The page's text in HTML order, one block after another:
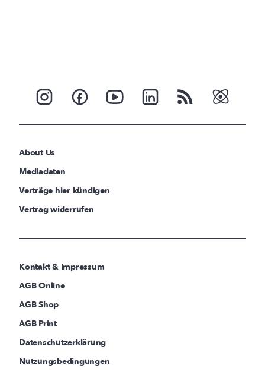
About Us
Mediadaten
Verträge hier kündigen
Vertrag widerrufen
Kontakt & Impressum
AGB Online
AGB Shop
AGB Print
Datenschutzerklärung
Nutzungsbedingungen